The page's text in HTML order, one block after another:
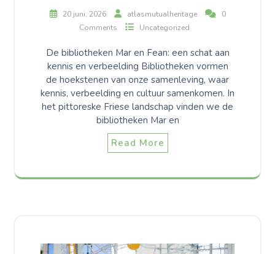
20 juni, 2026 atlasmutualheritage
0
Comments
Uncategorized
De bibliotheken Mar en Fean: een schat aan
kennis en verbeelding Bibliotheken vormen
de hoekstenen van onze samenleving, waar
kennis, verbeelding en cultuur samenkomen. In
het pittoreske Friese landschap vinden we de
bibliotheken Mar en
Read More